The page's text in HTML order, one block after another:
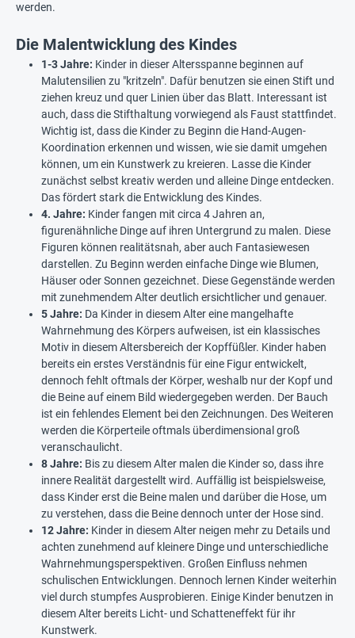
werden.
Die Malentwicklung des Kindes
1-3 Jahre: Kinder in dieser Altersspanne beginnen auf
Malutensilien zu "kritzeln". Dafür benutzen sie einen Stift und
ziehen kreuz und quer Linien über das Blatt. Interessant ist
auch, dass die Stifthaltung vorwiegend als Faust stattfindet.
Wichtig ist, dass die Kinder zu Beginn die Hand-Augen-
Koordination erkennen und wissen, wie sie damit umgehen
können, um ein Kunstwerk zu kreieren. Lasse die Kinder
zunächst selbst kreativ werden und alleine Dinge entdecken.
Das fördert stark die Entwicklung des Kindes.
4. Jahre: Kinder fangen mit circa 4 Jahren an,
figurenähnliche Dinge auf ihren Untergrund zu malen. Diese
Figuren können realitätsnah, aber auch Fantasiewesen
darstellen. Zu Beginn werden einfache Dinge wie Blumen,
Häuser oder Sonnen gezeichnet. Diese Gegenstände werden
mit zunehmendem Alter deutlich ersichtlicher und genauer.
5 Jahre: Da Kinder in diesem Alter eine mangelhafte
Wahrnehmung des Körpers aufweisen, ist ein klassisches
Motiv in diesem Altersbereich der Kopffüßler. Kinder haben
bereits ein erstes Verständnis für eine Figur entwickelt,
dennoch fehlt oftmals der Körper, weshalb nur der Kopf und
die Beine auf einem Bild wiedergegeben werden. Der Bauch
ist ein fehlendes Element bei den Zeichnungen. Des Weiteren
werden die Körperteile oftmals überdimensional groß
veranschaulicht.
8 Jahre: Bis zu diesem Alter malen die Kinder so, dass ihre
innere Realität dargestellt wird. Auffällig ist beispielsweise,
dass Kinder erst die Beine malen und darüber die Hose, um
zu verstehen, dass die Beine dennoch unter der Hose sind.
12 Jahre: Kinder in diesem Alter neigen mehr zu Details und
achten zunehmend auf kleinere Dinge und unterschiedliche
Wahrnehmungsperspektiven. Großen Einfluss nehmen
schulischen Entwicklungen. Dennoch lernen Kinder weiterhin
viel durch stumpfes Ausprobieren. Einige Kinder benutzen in
diesem Alter bereits Licht- und Schatteneffekt für ihr
Kunstwerk.